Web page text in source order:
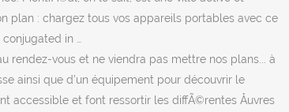
plan : chargez tous vos appareils portables avec ce
in …
rendez-vous et ne viendra pas mettre nos plans... à
ainsi que d’un équipement pour découvrir le
accessible et font ressortir les diffÃ©rentes Åuvres